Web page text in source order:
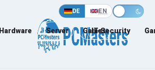
DE EN
Hardware Server Games
IT-Security